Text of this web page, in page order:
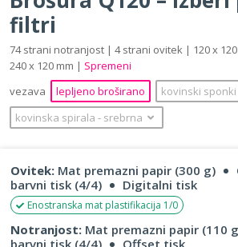
filtri
74 strani notranjost | 4 strani ovitek | 120 x
240 x 120 mm | Spremeni
vezava
lepljeno broširano
kovinski sponki
kovinska spirala ‐ srebrna
Ovitek: Mat premazni papir (300 g)
barvni tisk (4/4)
Digitalni tisk
Enostranska mat plastifikacija 1/0
Notranjost: Mat premazni papir (110
barvni tisk (4/4)
Offset tisk